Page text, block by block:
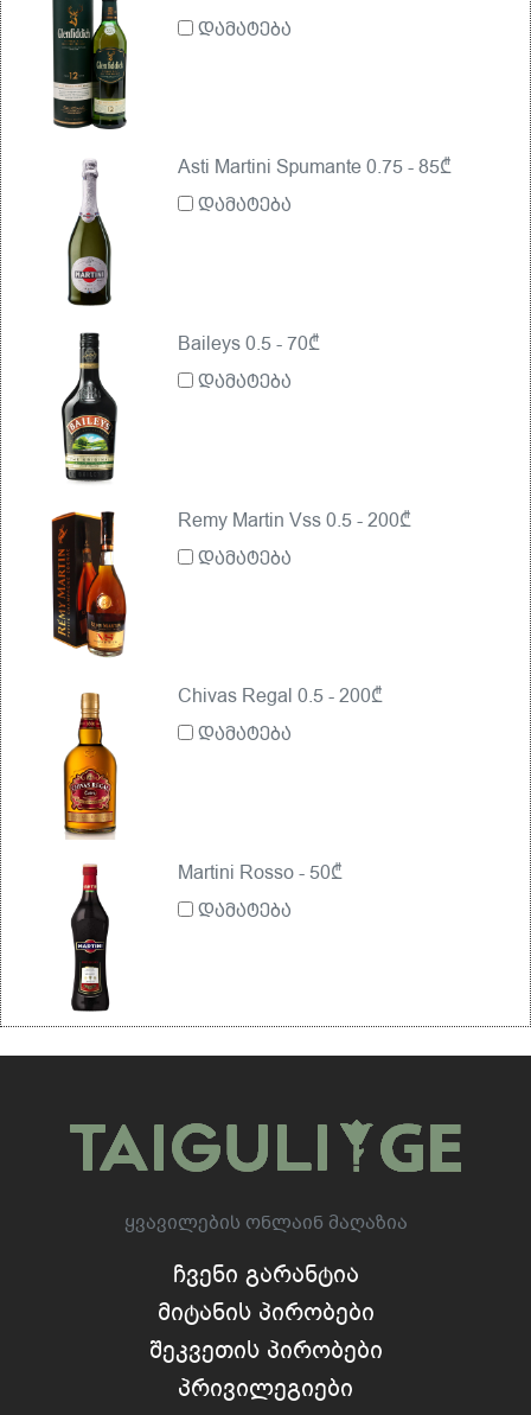
დამატება
Asti Martini Spumante 0.75 - 85₾
დამატება
Baileys 0.5 - 70₾
დამატება
Remy Martin Vss 0.5 - 200₾
დამატება
Chivas Regal 0.5 - 200₾
დამატება
Martini Rosso - 50₾
დამატება
Ყვავილების Ონლაინ Მაღაზია
Ჩვენი Გარანტია
Მიტანის Პირობები
Შეკვეთის Პირობები
Პრივილეგიები